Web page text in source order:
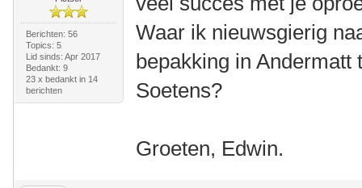
Berichten: 56
Topics: 5
Lid sinds: Apr 2017
Bedankt: 9
23 x bedankt in 14
berichten
Waar ik nieuwsgierig
bepakking in Andermatt
Soetens?
Groeten, Edwin.